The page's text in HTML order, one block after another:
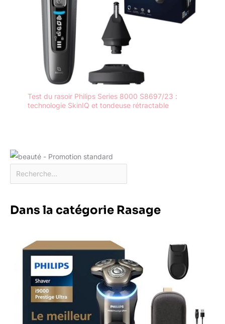
Test du rasoir Philips Series 8000 S8697/23 :
technologie SkinIQ et tondeuse rétractable
Dans la catégorie Rasage